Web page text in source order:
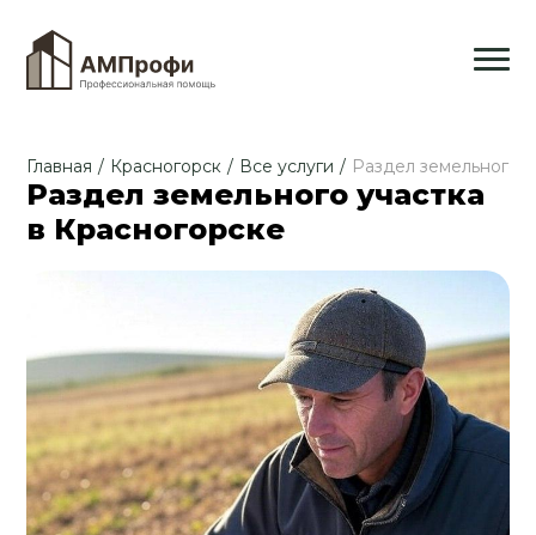
Главная / Красногорск / Все услуги / Раздел земельного
Раздел земельного участка
в Красногорске